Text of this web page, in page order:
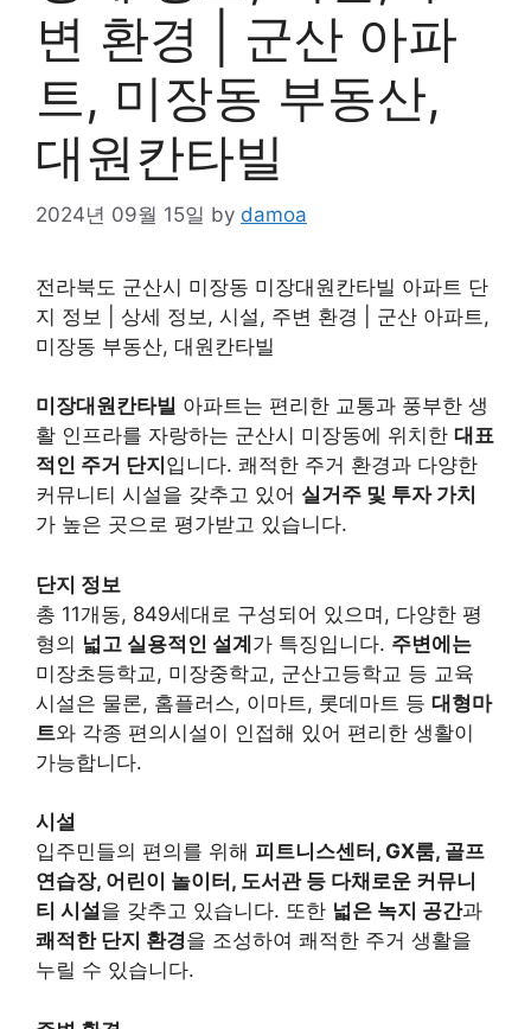
변 환경 | 군산 아파
트, 미장동 부동산,
대원칸타빌
2024년 09월 15일 by damoa
전라북도 군산시 미장동 미장대원칸타빌 아파트 단
지 정보 | 상세 정보, 시설, 주변 환경 | 군산 아파트,
미장동 부동산, 대원칸타빌
미장대원칸타빌 아파트는 편리한 교통과 풍부한 생
활 인프라를 자랑하는 군산시 미장동에 위치한 대표
적인 주거 단지 입니다. 쾌적한 주거 환경과 다양한
커뮤니티 시설을 갖추고 있어 실거주 및 투자 가치
가 높은 곳으로 평가받고 있습니다.
단지 정보
총 11개동, 849세대로 구성되어 있으며, 다양한 평
형의 넓고 실용적인 설계가 특징입니다. 주변에는
미장초등학교, 미장중학교, 군산고등학교 등 교육
시설은 물론, 홈플러스, 이마트, 롯데마트 등 대형마
트와 각종 편의시설이 인접해 있어 편리한 생활이
가능합니다.
시설
입주민들의 편의를 위해 피트니스센터, GX룸, 골프
연습장, 어린이 놀이터, 도서관 등 다채로운 커뮤니
티 시설을 갖추고 있습니다. 또한 넓은 녹지 공간과
쾌적한 단지 환경을 조성하여 쾌적한 주거 생활을
누릴 수 있습니다.